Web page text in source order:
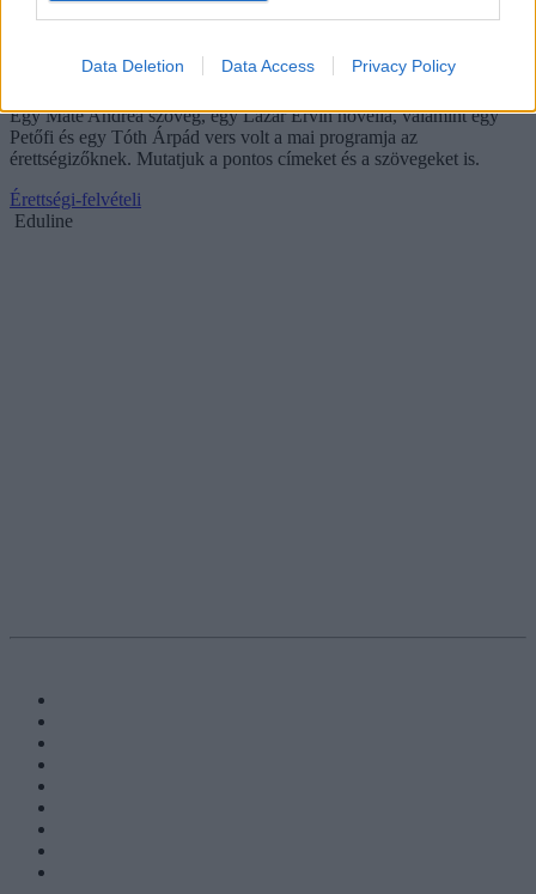
Data Deletion Data Access Privacy Policy
középszinten elemeznie az érettségizőknek
Egy Máté Andrea szöveg, egy Lázár Ervin novella, valamint egy
Petőfi és egy Tóth Árpád vers volt a mai programja az
érettségizőknek. Mutatjuk a pontos címeket és a szövegeket is.
Érettségi-felvételi
Eduline